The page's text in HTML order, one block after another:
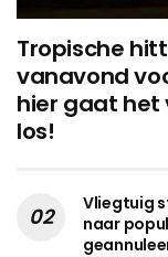
Tropische
vanavond
hier gaat het
los!
Vliegtuig
naar